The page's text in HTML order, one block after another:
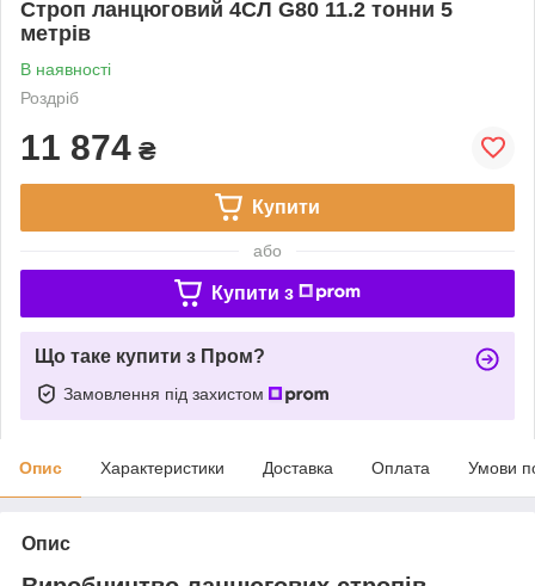
Строп ланцюговий 4СЛ G80 11.2 тонни 5
метрів
В наявності
Роздріб
11 874 ₴
Купити
або
Купити з
Що таке купити з Пром?
Замовлення під захистом
Опис Характеристики Доставка Оплата Умови
Опис